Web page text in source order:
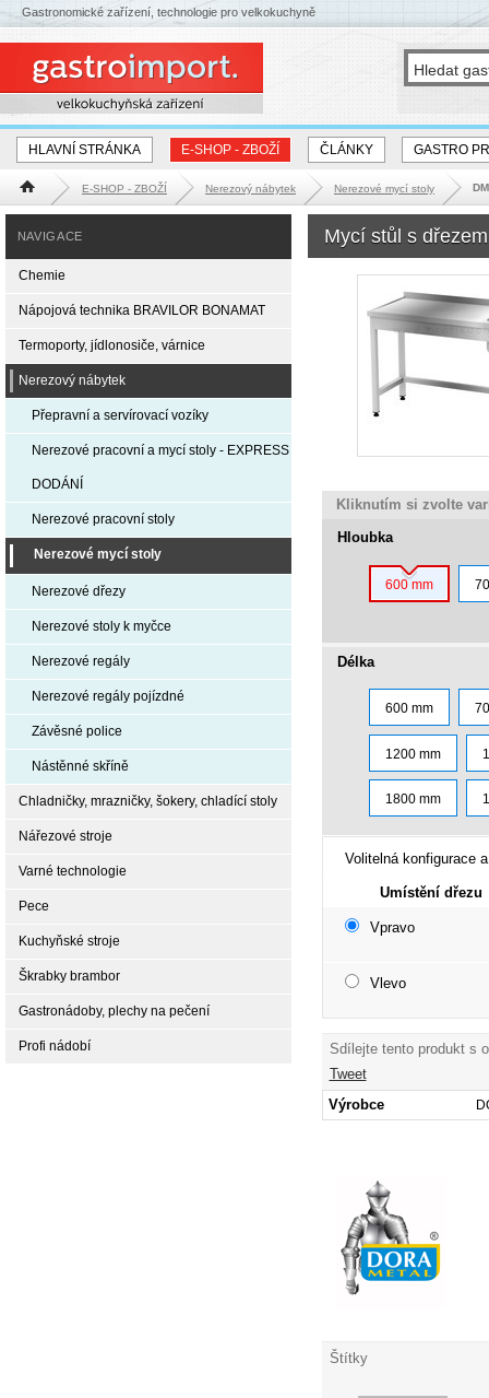
HLAVNÍ STRÁNKA E-SHOP - ZBOŽÍ ČLÁNKY GASTRO
Hlavní stránka E-SHOP - ZBOŽÍ Nerezový nábytek Nerezové mycí stoly
Mycí stůl s
Kliknutím si zvolte
Hloubka
600 mm
Délka
600 mm
1200 mm
1800 mm
Volitelná konfigurace
Umístění dřezu
Vpravo
Vlevo
Sdílejte tento produkt s
Tweet
Výrobce
Štítky
NAVIGACE
Chemie
Nápojová technika BRAVILOR BONAMAT
Termoporty, jídlonosiče, várnice
Nerezový nábytek
Přepravní a servírovací vozíky
Nerezové pracovní a mycí stoly - EXPRESS
DODÁNÍ
Nerezové pracovní stoly
Nerezové mycí stoly
Nerezové dřezy
Nerezové stoly k myčce
Nerezové regály
Nerezové regály pojízdné
Závěsné police
Nástěnné skříně
Chladničky, mrazničky, šokery, chladící stoly
Nářezové stroje
Varné technologie
Pece
Kuchyňské stroje
Škrabky brambor
Gastronádoby, plechy na pečení
Profi nádobí
Gastronomické zařízení, technologie pro velkokuchyně